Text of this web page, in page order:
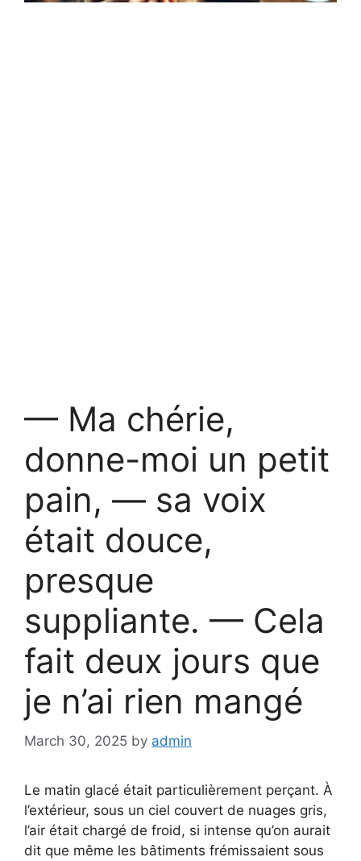
— Ma chérie,
donne-moi un petit
pain, — sa voix
était douce,
presque
suppliante. — Cela
fait deux jours que
je n’ai rien mangé
March 30, 2025 by admin
Le matin glacé était particulièrement perçant. À
l’extérieur, sous un ciel couvert de nuages gris,
l’air était chargé de froid, si intense qu’on aurait
dit que même les bâtiments frémissaient sous